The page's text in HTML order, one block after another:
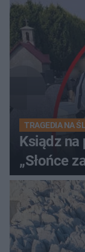
TRAGEDIA NA
Ksiądz na
„Słońce